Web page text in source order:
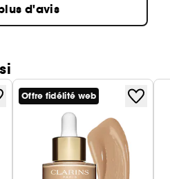
d'avis
Offre fidélité web